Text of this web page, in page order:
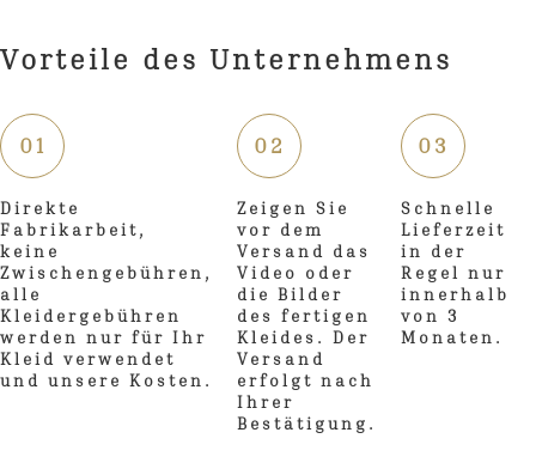
Vorteile des Unternehmens
01
Direkte
Fabrikarbeit,
keine
Zwischengebühren,
alle
Kleidergebühren
werden nur für Ihr
Kleid verwendet
und unsere Kosten.
02
Zeigen Sie
vor dem
Versand das
Video oder
die Bilder
des fertigen
Kleides. Der
Versand
erfolgt nach
Ihrer
Bestätigung.
03
Schnelle
Lieferzeit
in der
Regel nur
innerhalb
von 3
Monaten.